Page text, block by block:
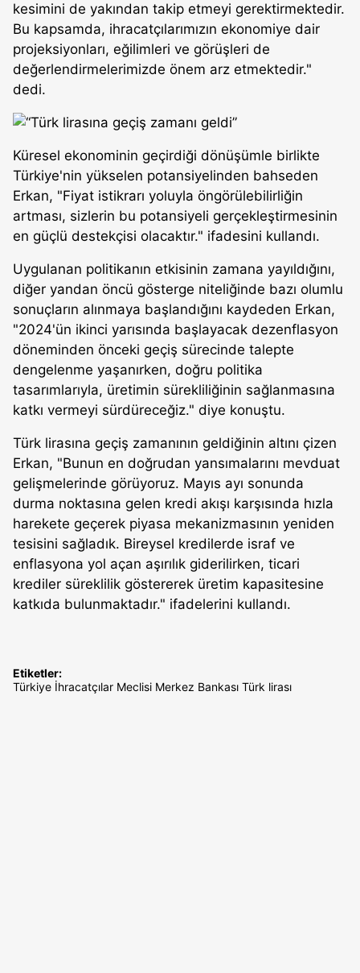
kesimini de yakından takip etmeyi gerektirmektedir.
Bu kapsamda, ihracatçılarımızın ekonomiye dair
projeksiyonları, eğilimleri ve görüşleri de
değerlendirmelerimizde önem arz etmektedir."
dedi.
Küresel ekonominin geçirdiği dönüşümle birlikte
Türkiye'nin yükselen potansiyelinden bahseden
Erkan, "Fiyat istikrarı yoluyla öngörülebilirliğin
artması, sizlerin bu potansiyeli gerçekleştirmesinin
en güçlü destekçisi olacaktır." ifadesini kullandı.
Uygulanan politikanın etkisinin zamana yayıldığını,
diğer yandan öncü gösterge niteliğinde bazı olumlu
sonuçların alınmaya başlandığını kaydeden Erkan,
"2024'ün ikinci yarısında başlayacak dezenflasyon
döneminden önceki geçiş sürecinde talepte
dengelenme yaşanırken, doğru politika
tasarımlarıyla, üretimin sürekliliğinin sağlanmasına
katkı vermeyi sürdüreceğiz." diye konuştu.
Türk lirasına geçiş zamanının geldiğinin altını çizen
Erkan, "Bunun en doğrudan yansımalarını mevduat
gelişmelerinde görüyoruz. Mayıs ayı sonunda
durma noktasına gelen kredi akışı karşısında hızla
harekete geçerek piyasa mekanizmasının yeniden
tesisini sağladık. Bireysel kredilerde israf ve
enflasyona yol açan aşırılık giderilirken, ticari
krediler süreklilik göstererek üretim kapasitesine
katkıda bulunmaktadır." ifadelerini kullandı.
Etiketler:
Türkiye İhracatçılar Meclisi Merkez Bankası Türk lirası